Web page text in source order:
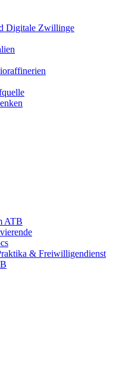
Digitale Zwillinge
ATB
& Freiwilligendienst